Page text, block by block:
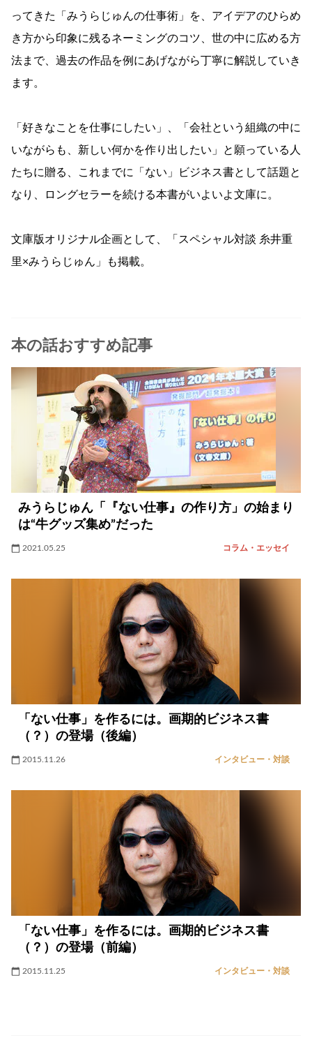
ってきた「みうらじゅんの仕事術」を、アイデアのひらめ
き方から印象に残るネーミングのコツ、世の中に広める方
法まで、過去の作品を例にあげながら丁寧に解説していき
ます。
「好きなことを仕事にしたい」、「会社という組織の中に
いながらも、新しい何かを作り出したい」と願っている人
たちに贈る、これまでに「ない」ビジネス書として話題と
なり、ロングセラーを続ける本書がいよいよ文庫に。
文庫版オリジナル企画として、「スペシャル対談 糸井重
里×みうらじゅん」も掲載。
本の話おすすめ記事
みうらじゅん「『ない仕事』の作り方」の始まり
は“牛グッズ集め”だった
2021.05.25 コラム・エッセイ
「ない仕事」を作るには。画期的ビジネス書
（？）の登場（後編）
2015.11.26 インタビュー・対談
「ない仕事」を作るには。画期的ビジネス書
（？）の登場（前編）
2015.11.25 インタビュー・対談